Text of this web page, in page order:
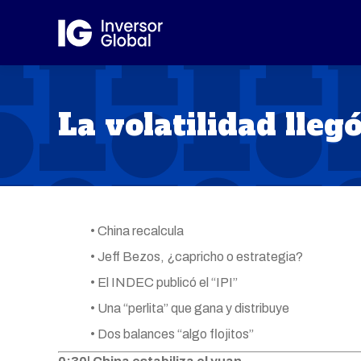
La volatilidad
• China recalcula
• Jeff Bezos, ¿capricho o estrategia?
• El INDEC publicó el “IPI”
• Una “perlita” que gana y distribuye
• Dos balances “algo flojitos”